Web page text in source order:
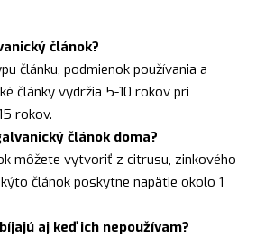
článok?
článku, podmienok používania a
články vydržia 5-10 rokov pri
rokov.
článok doma?
môžete vytvoriť z citrusu, zinkového
článok poskytne napätie okolo 1
aj keď ich nepoužívam?